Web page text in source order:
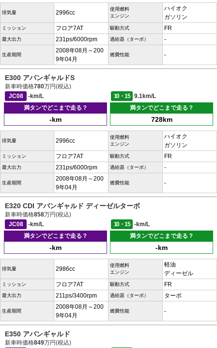
排気量 2996cc
使用燃料
エンジン
ハイオク
ガソリン
ミッション フロア7AT 駆動方式 FR
最大出力 231ps/6000rpm 過給器（ターボ） -
生産期間
2008年08月～200
9年04月
燃費性能 -
E300 アバンギャルドS
新車時価格780万円(税込)
JC08
-km/L 10・15
9.1km/L
満タンでどこまで走る？
-km
満タンでどこまで走る？
728km
排気量 2996cc
使用燃料
エンジン
ハイオク
ガソリン
ミッション フロア7AT 駆動方式 FR
最大出力 231ps/6000rpm 過給器（ターボ） -
生産期間
2008年08月～200
9年04月
燃費性能 -
E320 CDI アバンギャルド ディーゼルターボ
新車時価格858万円(税込)
JC08
-km/L 10・15
-km/L
満タンでどこまで走る？
-km
満タンでどこまで走る？
-km
排気量 2986cc
使用燃料
エンジン
軽油
ディーゼル
ミッション フロア7AT 駆動方式 FR
最大出力 211ps/3400rpm 過給器（ターボ） ターボ
生産期間
2008年08月～200
9年04月
燃費性能 -
E350 アバンギャルド
新車時価格849万円(税込)